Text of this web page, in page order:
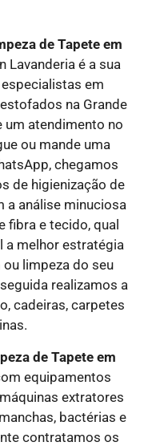
de Tapete em
Lavanderia é a sua
em
na Grande
um atendimento no
ou mande uma
chegamos
de higienização de
a análise minuciosa
fibra e tecido, qual
a melhor estratégia
limpeza do seu
realizamos a
cadeiras, carpetes
de Tapete em
equipamentos
extratores
bactérias e
contratamos os